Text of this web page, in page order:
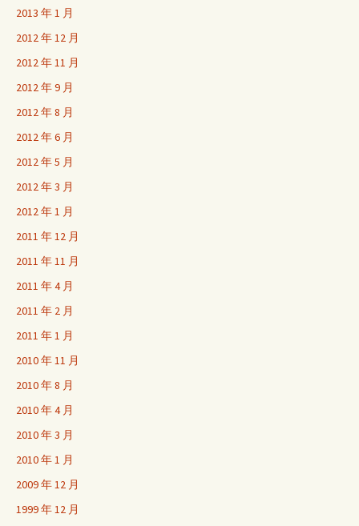
2013 年 1 月
2012 年 12 月
2012 年 11 月
2012 年 9 月
2012 年 8 月
2012 年 6 月
2012 年 5 月
2012 年 3 月
2012 年 1 月
2011 年 12 月
2011 年 11 月
2011 年 4 月
2011 年 2 月
2011 年 1 月
2010 年 11 月
2010 年 8 月
2010 年 4 月
2010 年 3 月
2010 年 1 月
2009 年 12 月
1999 年 12 月